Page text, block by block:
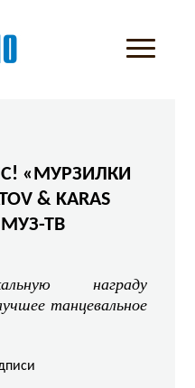
«МУРЗИЛКИ
& KARAS
ТВ
награду
танцевальное